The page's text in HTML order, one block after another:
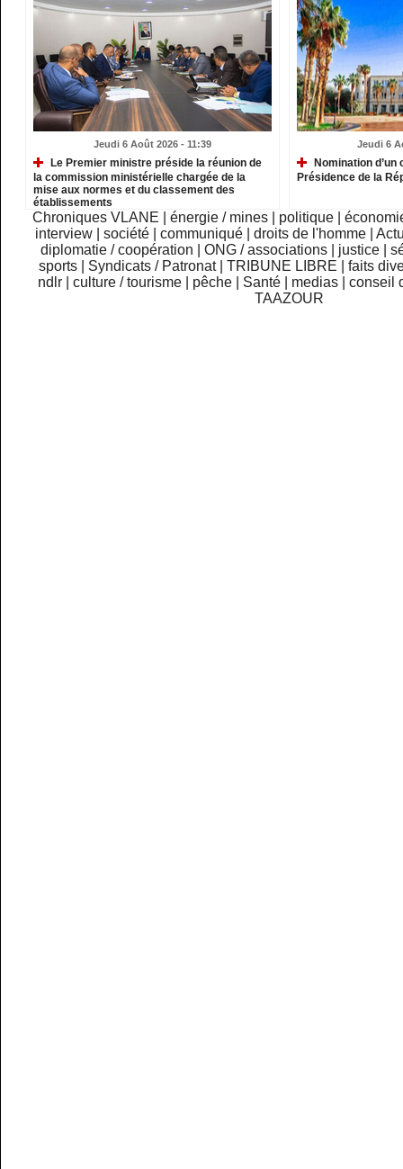
Jeudi 6 Août 2026 - 11:39
Le Premier ministre préside la réunion de
la commission ministérielle chargée de la
mise aux normes et du classement des
établissements
Jeudi 6
Nomination
Présidence de la
Chroniques VLANE énergie / mines politique
interview
|société |communiqué |droits de l'homme |
diplomatie / coopération
ONG / associations justice
sports
Syndicats / Patronat TRIBUNE LIBRE
faits
ndlr
|culture / tourisme pêche Santé medias |conseil
TAAZOUR